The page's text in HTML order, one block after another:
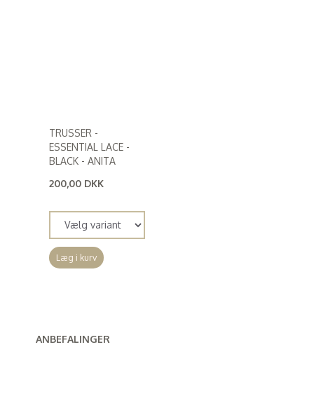
TRUSSER -
ESSENTIAL LACE -
BLACK - ANITA
200,00 DKK
Læg i kurv
ANBEFALINGER